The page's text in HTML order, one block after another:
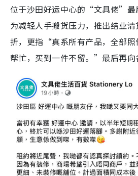
位于沙田好运中心的“文具佬”最
为减轻人手搬货压力，推出结业
折，更指“真系所有产品，全部照
帮忙，买到一件不留。”最后再向